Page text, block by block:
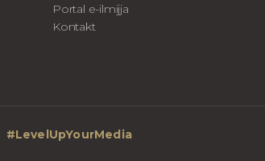
Portal e-ilmijja
Kontakt
#LevelUpYourMedia